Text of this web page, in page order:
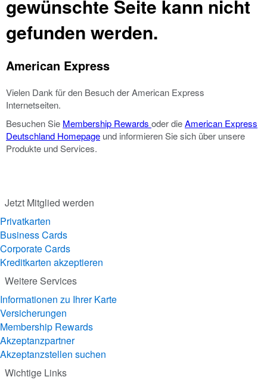
gewünschte Seite kann nicht
gefunden werden.
American Express
Vielen Dank für den Besuch der American Express
Internetseiten.
Besuchen Sie Membership Rewards oder dieAmerican Express
Deutschland Homepage und informieren Sie sich über unsere
Produkte und Services.
Jetzt Mitglied werden
Privatkarten
Business Cards
Corporate Cards
Kreditkarten akzeptieren
Weitere Services
Informationen zu Ihrer Karte
Versicherungen
Membership Rewards
Akzeptanzpartner
Akzeptanzstellen suchen
Wichtige Links